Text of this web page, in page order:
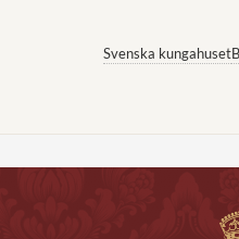
Svenska kungahuset